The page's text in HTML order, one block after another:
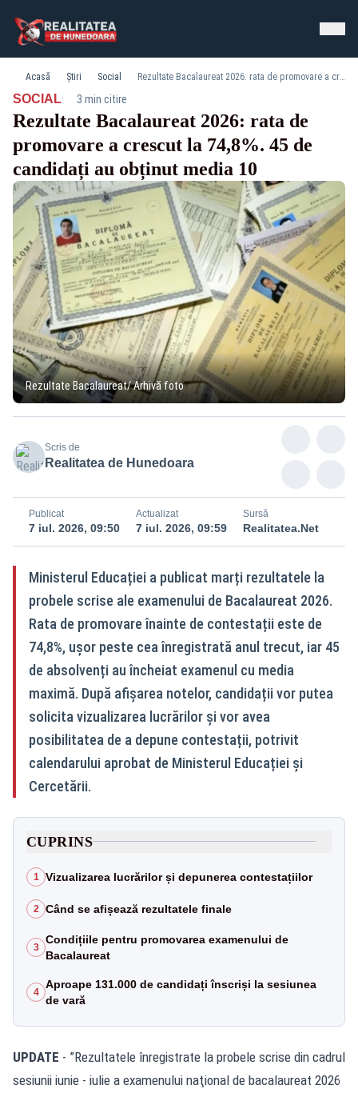
Acasă Știri Social Rezultate Bacalaureat 2026: rata de promovare a crescut la 74,8%. 45 de candidați au obținut media 10
SOCIAL· 3 min citire
Rezultate Bacalaureat 2026: rata de
promovare a crescut la 74,8%. 45 de
candidați au obținut media 10
Rezultate Bacalaureat/ Arhivă foto
Scris de
Realitatea de Hunedoara
Publicat
7 iul. 2026, 09:50
Actualizat
7 iul. 2026, 09:59
Sursă
Realitatea.Net
Ministerul Educației a publicat marți rezultatele la
probele scrise ale examenului de Bacalaureat 2026.
Rata de promovare înainte de contestații este de
74,8%, ușor peste cea înregistrată anul trecut, iar 45
de absolvenți au încheiat examenul cu media
maximă. După afișarea notelor, candidații vor putea
solicita vizualizarea lucrărilor și vor avea
posibilitatea de a depune contestații, potrivit
calendarului aprobat de Ministerul Educației și
Cercetării.
CUPRINS
1 Vizualizarea lucrărilor și depunerea contestațiilor
2 Când se afișează rezultatele finale
3
Condițiile pentru promovarea examenului de
Bacalaureat
4
Aproape 131.000 de candidați înscriși la sesiunea
de vară
UPDATE - ”Rezultatele înregistrate la probele scrise din cadrul
sesiunii iunie - iulie a examenului naţional de bacalaureat 2026